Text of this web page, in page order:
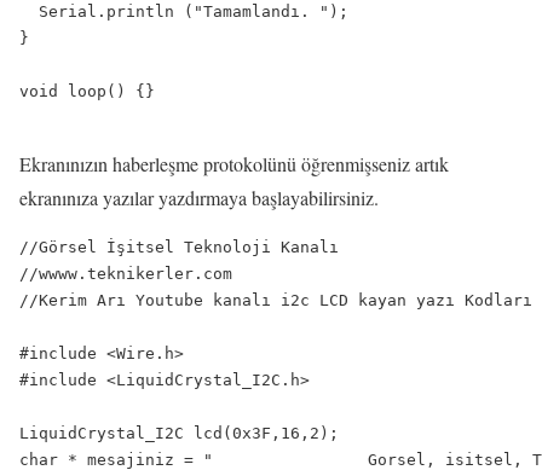
  Serial.println ("Tamamlandı. ");
}
void loop() {}
Ekranınızın haberleşme protokolünü öğrenmişseniz artık
ekranınıza yazılar yazdırmaya başlayabilirsiniz.
//Görsel İşitsel Teknoloji Kanalı
//wwww.teknikerler.com
//Kerim Arı Youtube kanalı i2c LCD kayan yazı
#include <Wire.h>
#include <LiquidCrystal_I2C.h>
LiquidCrystal_I2C lcd(0x3F,16,2);
char * mesajiniz = "                Gorsel, isitsel,